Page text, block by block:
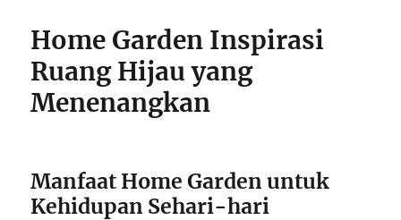
Home Garden Inspirasi
Ruang Hijau yang
Menenangkan
Manfaat Home Garden untuk
Kehidupan Sehari-hari